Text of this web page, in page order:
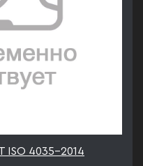
ISO 4035-2014